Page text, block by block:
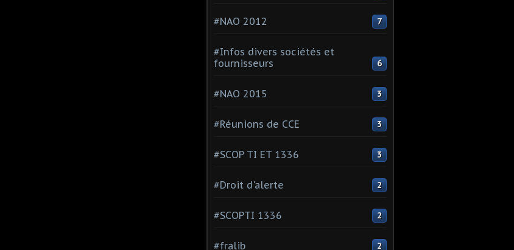
#NAO 2012 7
#Infos divers sociétés et
fournisseurs
6
#NAO 2015 3
#Réunions de CCE 3
#SCOP TI ET 1336 3
#Droit d'alerte 2
#SCOPTI 1336 2
#fralib 2